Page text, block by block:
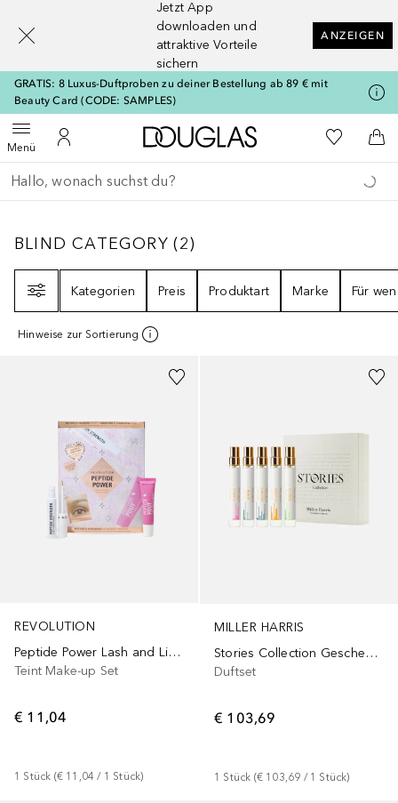
Jetzt App
downloaden und
attraktive Vorteile
sichern
ANZEIGEN
GRATIS: 8 Luxus-Duftproben zu deiner Bestellung ab 89 € mit
Beauty Card (CODE: SAMPLES)
MenüMenü öffnenZu Meinem Kundenkonto
Zur Douglas Startseite
Zu Meiner
Gehe zurück
Suche ausführen
BLIND CATEGORY2
BLIND CATEGORY (2)
Kategorien
Preis Produktart Marke Für wen
Hinweise zur Sortierung
REVOLUTION
Peptide Power Lash and Lip Duo Gift Set
Teint Make-up Set
€ 11,04
1 Stück (€ 11,04 / 1 Stück)
MILLER HARRIS
Stories Collection Geschenkset
Duftset
€ 103,69
1 Stück (€ 103,69 / 1 Stück)
[navigation.slideout.screenreader]